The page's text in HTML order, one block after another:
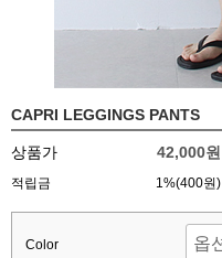
CAPRI LEGGINGS PANTS
상품가 42,000원
적립금 1%(400원)
Color